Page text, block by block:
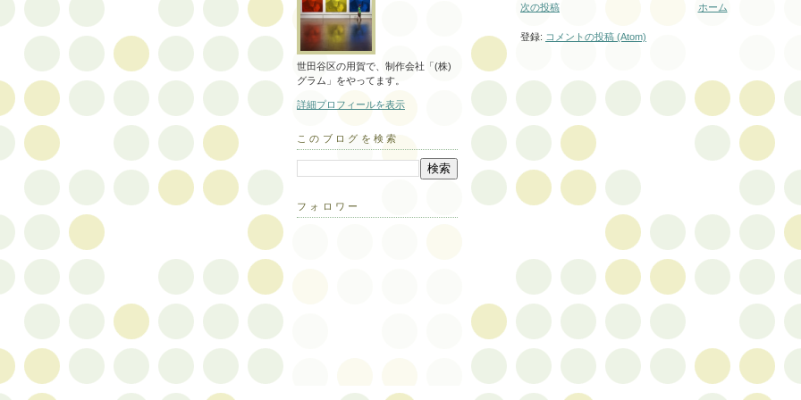
次の投稿 ホーム
登録: コメントの投稿 (Atom)
世田谷区の用賀で、制作会社「(株)
グラム」をやってます。
詳細プロフィールを表示
このブログを検索
フォロワー